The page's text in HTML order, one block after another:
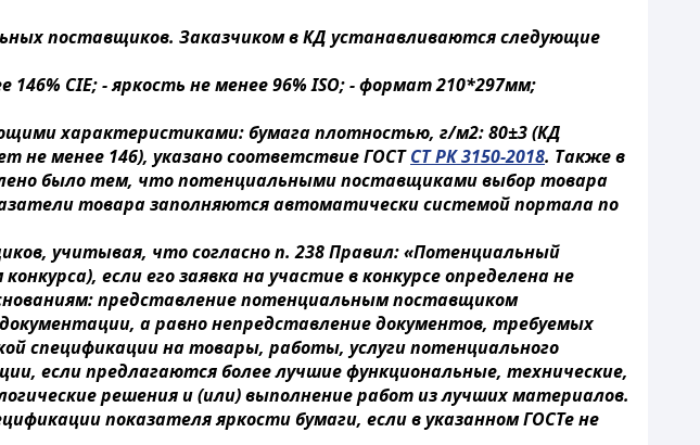
поставщиков. Заказчиком в КД устанавливаются следующие
CIE; - яркость не менее 96% ISO; - формат 210*297мм;
характеристиками: бумага плотностью, г/м2: 80±3 (КД
не менее 146), указано соответствие ГОСТСТ РК 3150-2018. Также в
было тем, что потенциальными поставщиками выбор товара
товара заполняются автоматически системой портала по
учитывая, что согласно п. 238 Правил: «Потенциальный
если его заявка на участие в конкурсе определена не
представление потенциальным поставщиком
а равно непредставление документов, требуемых
спецификации на товары, работы, услуги потенциального
если предлагаются более лучшие функциональные, технические,
решения и (или) выполнение работ из лучших материалов.
показателя яркости бумаги, если в указанном ГОСТе не